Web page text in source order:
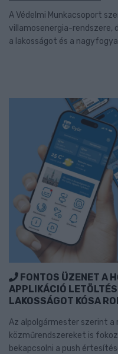
A Védelmi Munkacsoport
villamosenergia-rendszere,
a lakosságot és a
FONTOS ÜZENET A
APPLIKÁCIÓ
LAKOSSÁGOT KÓSA
Az alpolgármester szerint a
közműrendszereket is
bekapcsolni a push